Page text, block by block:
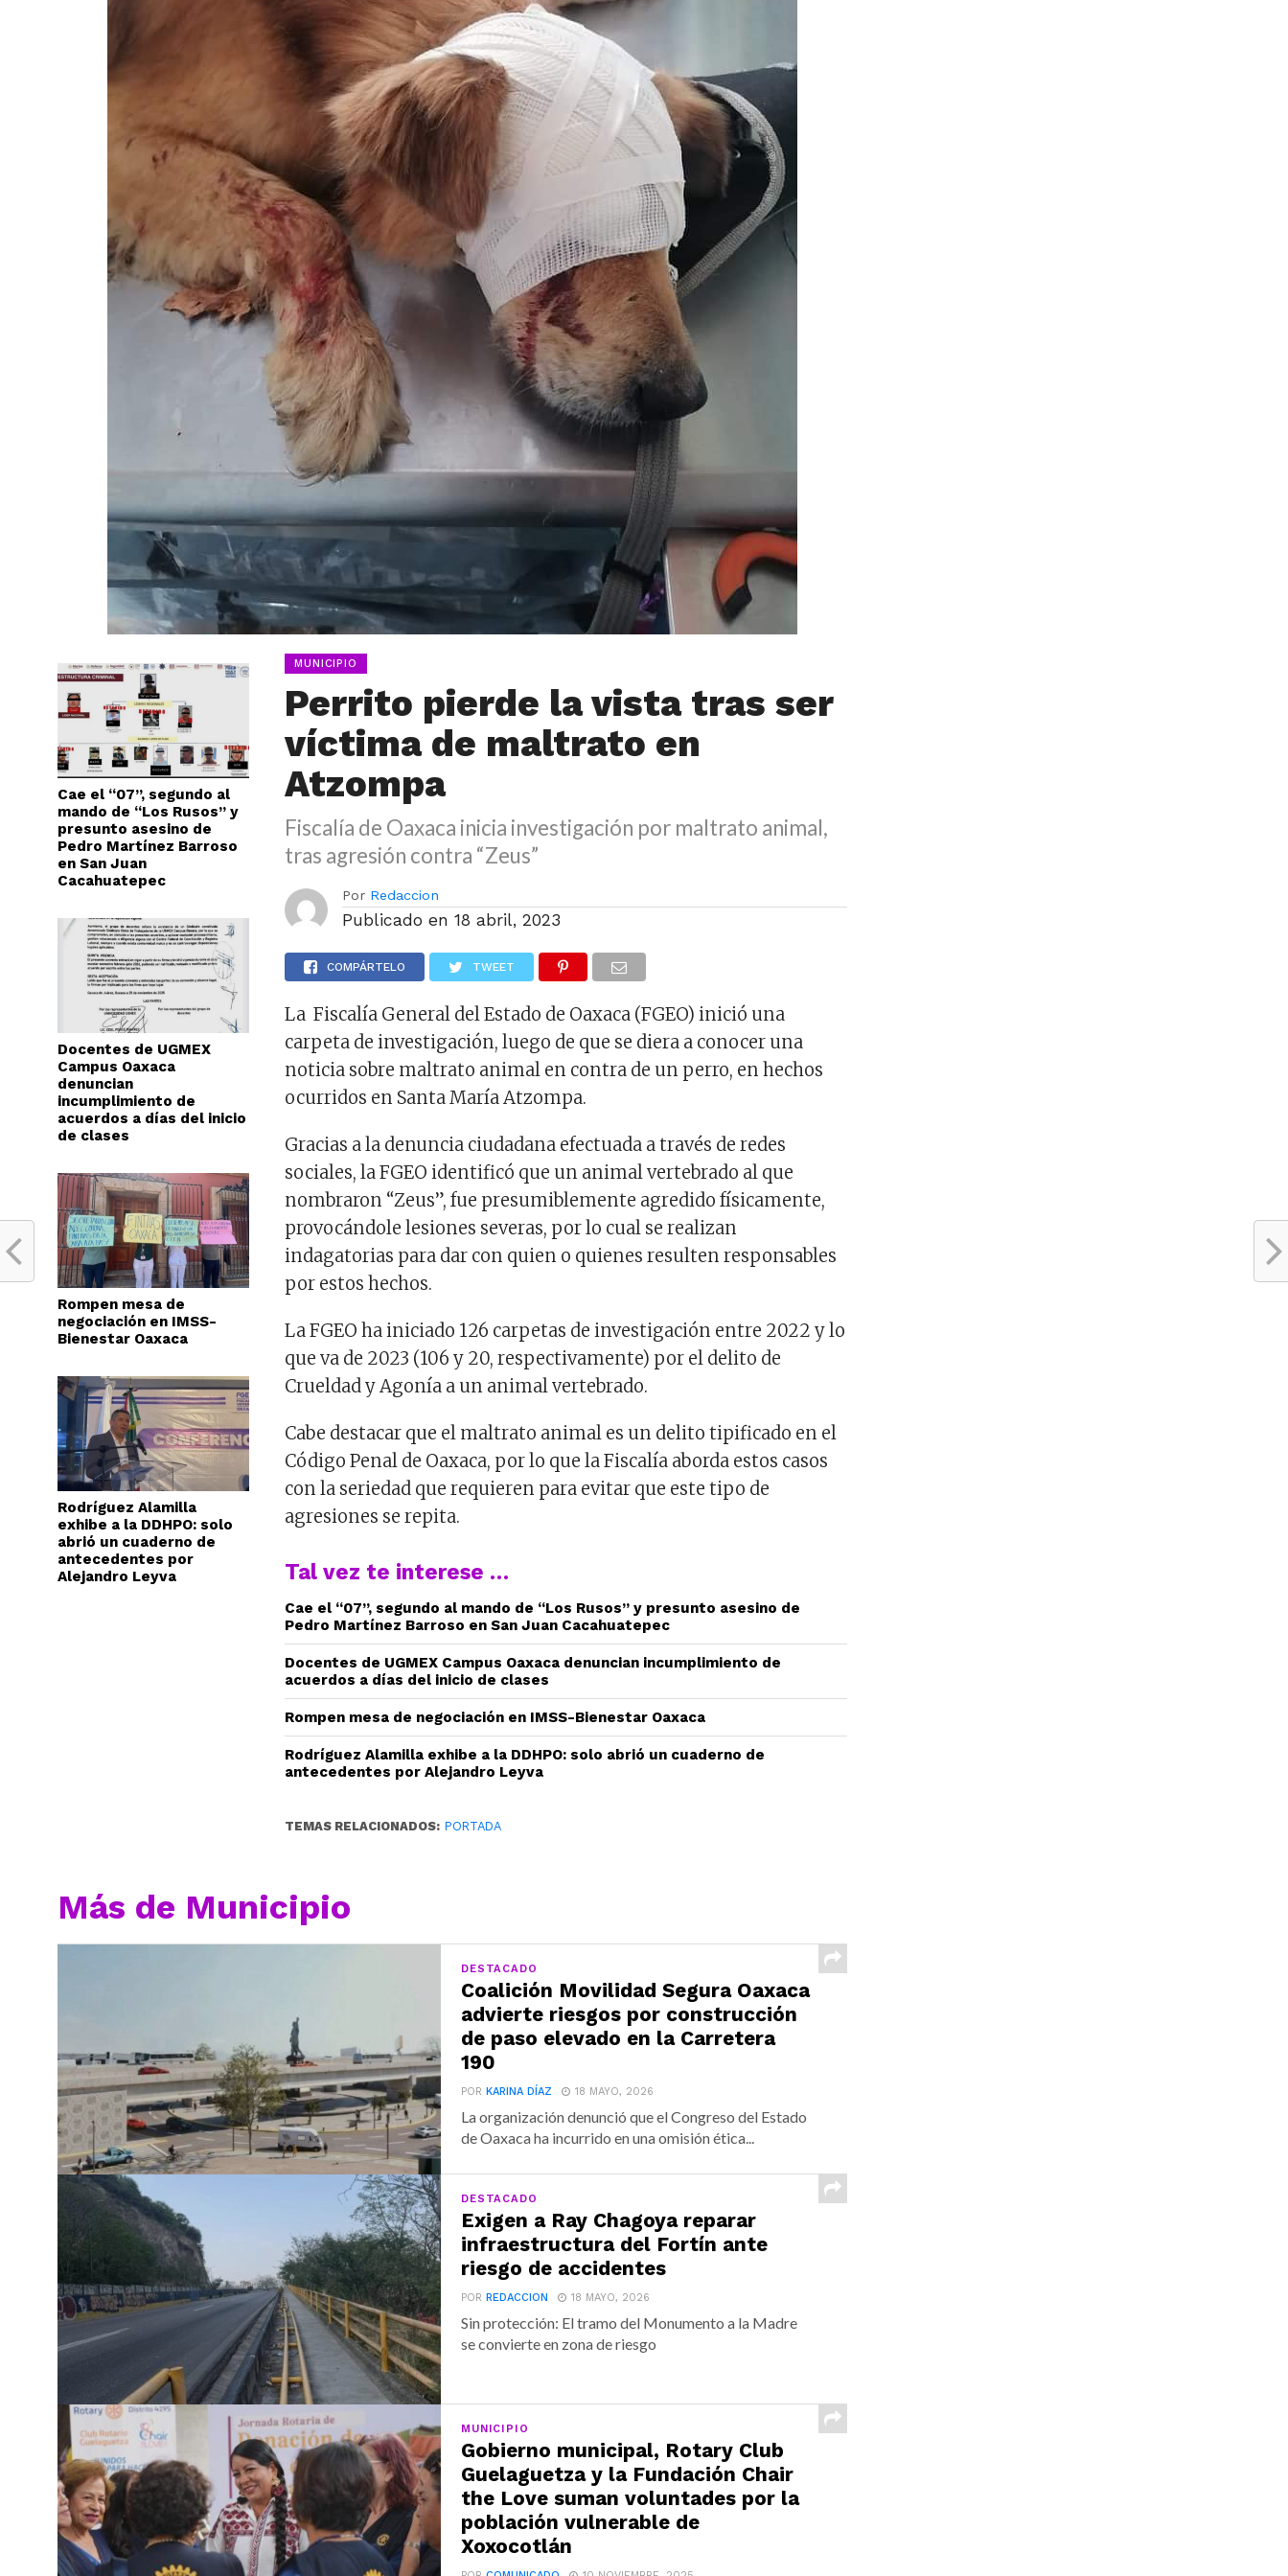
Cae el “07”, segundo al
mando de “Los Rusos” y
presunto asesino de
Pedro Martínez Barroso
en San Juan
Cacahuatepec
Docentes de UGMEX
Campus Oaxaca
denuncian
incumplimiento de
acuerdos a días del inicio
de clases
Rompen mesa de
negociación en IMSS-
Bienestar Oaxaca
Rodríguez Alamilla
exhibe a la DDHPO: solo
abrió un cuaderno de
antecedentes por
Alejandro Leyva
MUNICIPIO
Perrito pierde la vista tras ser
víctima de maltrato en
Atzompa
Fiscalía de Oaxaca inicia investigación por maltrato animal,
tras agresión contra “Zeus”
Por Redaccion
Publicado en 18 abril, 2023
COMPÁRTELO TWEET
La Fiscalía General del Estado de Oaxaca (FGEO) inició una
carpeta de investigación, luego de que se diera a conocer una
noticia sobre maltrato animal en contra de un perro, en hechos
ocurridos en Santa María Atzompa.
Gracias a la denuncia ciudadana efectuada a través de redes
sociales, la FGEO identificó que un animal vertebrado al que
nombraron “Zeus”, fue presumiblemente agredido físicamente,
provocándole lesiones severas, por lo cual se realizan
indagatorias para dar con quien o quienes resulten responsables
por estos hechos.
La FGEO ha iniciado 126 carpetas de investigación entre 2022 y lo
que va de 2023 (106 y 20, respectivamente) por el delito de
Crueldad y Agonía a un animal vertebrado.
Cabe destacar que el maltrato animal es un delito tipificado en el
Código Penal de Oaxaca, por lo que la Fiscalía aborda estos casos
con la seriedad que requieren para evitar que este tipo de
agresiones se repita.
Tal vez te interese …
Cae el “07”, segundo al mando de “Los Rusos” y presunto asesino de
Pedro Martínez Barroso en San Juan Cacahuatepec
Docentes de UGMEX Campus Oaxaca denuncian incumplimiento de
acuerdos a días del inicio de clases
Rompen mesa de negociación en IMSS-Bienestar Oaxaca
Rodríguez Alamilla exhibe a la DDHPO: solo abrió un cuaderno de
antecedentes por Alejandro Leyva
TEMAS RELACIONADOS: PORTADA
Más de Municipio
DESTACADO
Coalición Movilidad Segura Oaxaca
advierte riesgos por construcción
de paso elevado en la Carretera
190
PORKARINA DÍAZ 18 MAYO, 2026
La organización denunció que el Congreso del Estado
de Oaxaca ha incurrido en una omisión ética...
DESTACADO
Exigen a Ray Chagoya reparar
infraestructura del Fortín ante
riesgo de accidentes
PORREDACCION 18 MAYO, 2026
Sin protección: El tramo del Monumento a la Madre
se convierte en zona de riesgo
MUNICIPIO
Gobierno municipal, Rotary Club
Guelaguetza y la Fundación Chair
the Love suman voluntades por la
población vulnerable de
Xoxocotlán